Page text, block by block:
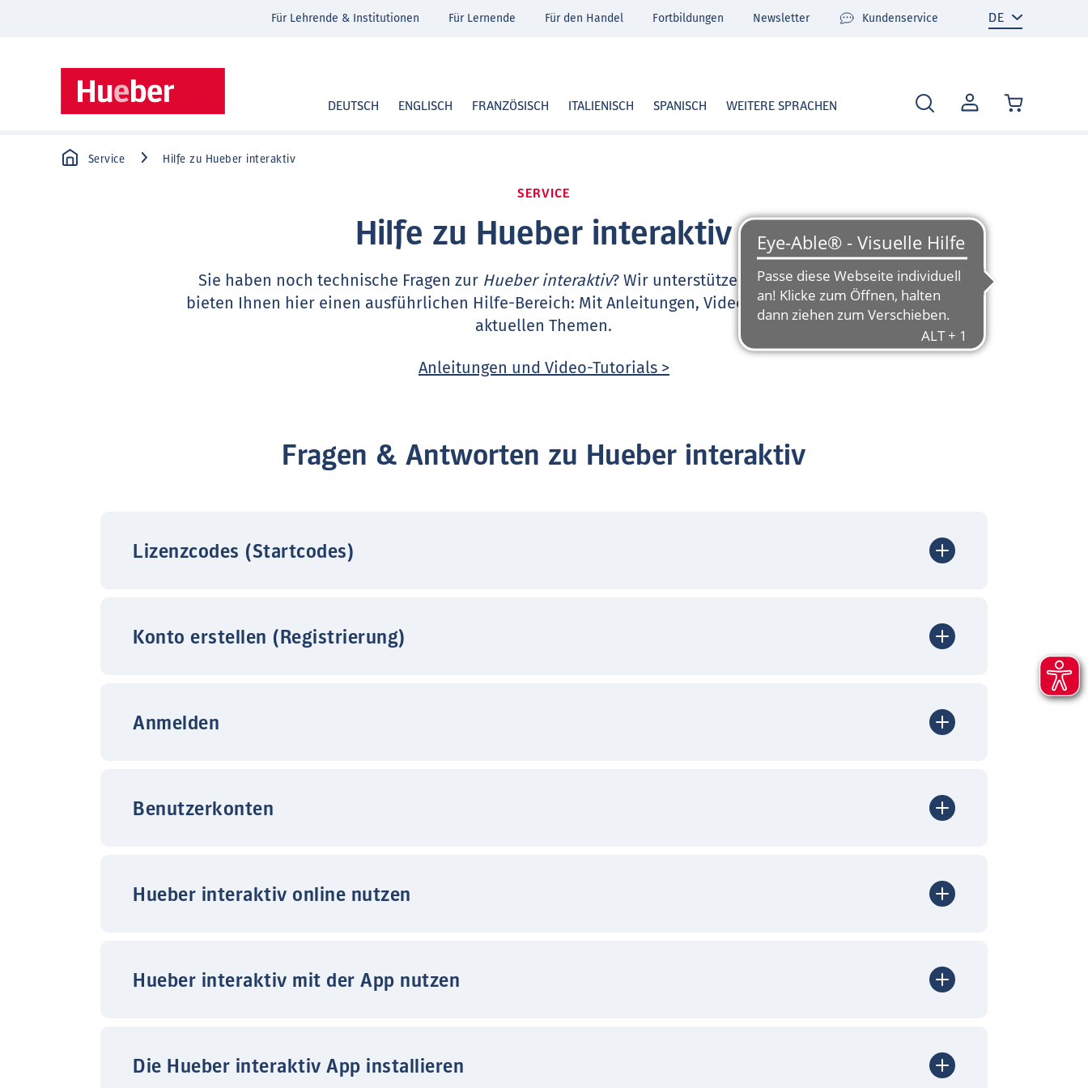
MEIN
KONTO
DEUTSCH ENGLISCH FRANZÖSISCH ITALIENISCH SPANISCH WEITERE SPRACHEN
Für Lehrende & Institutionen Für Lernende Für den Handel Fortbildungen Newsletter Kundenservice
Service Hilfe zu Hueber interaktiv
SERVICE
Hilfe zu Hueber interaktiv
Sie haben noch technische Fragen zur Hueber interaktiv? Wir unterstützen Sie sehr gerne und
bieten Ihnen hier einen ausführlichen Hilfe-Bereich: Mit Anleitungen, Video-Tutorials und FAQ zu
aktuellen Themen.
Anleitungen und Video-Tutorials >
Fragen & Antworten zu Hueber interaktiv
Lizenzcodes (Startcodes)
Konto erstellen (Registrierung)
Anmelden
Benutzerkonten
Hueber interaktiv online nutzen
Hueber interaktiv mit der App nutzen
Die Hueber interaktiv App installieren